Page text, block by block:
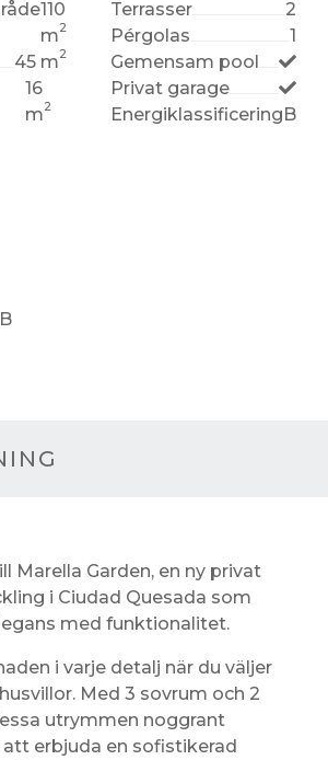
110
m2
45 m2
16
m2
Terrasser
2
Pérgolas
1
Gemensam pool
Privat garage
EnergiklassificeringB
B
Marella Garden, en ny privat
i Ciudad Quesada som
med funktionalitet.
i varje detalj när du väljer
Med 3 sovrum och 2
utrymmen noggrant
erbjuda en sofistikerad